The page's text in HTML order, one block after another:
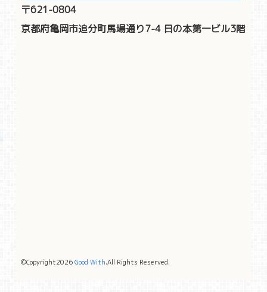
〒621-0804
京都府亀岡市追分町馬場通り7-4 日の本第一ビル3階
©Copyright2026Good With.All Rights Reserved.